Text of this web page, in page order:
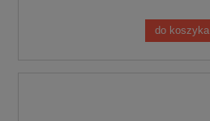
do koszyka